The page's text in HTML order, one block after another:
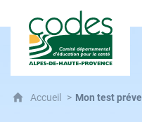
CoDES 04 :
Accueil Mon test